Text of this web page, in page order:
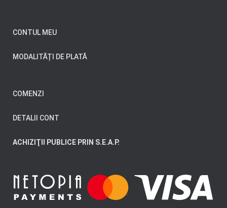
CONTUL MEU
MODALITĂȚI DE PLATĂ
COMENZI
DETALII CONT
ACHIZIŢII PUBLICE PRIN S.E.A.P.